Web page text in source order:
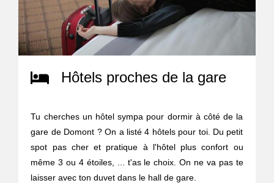
Hôtels proches de la gare
Tu cherches un hôtel sympa pour dormir à côté de la
gare de Domont ? On a listé 4 hôtels pour toi. Du petit
spot pas cher et pratique à l'hôtel plus confort ou
même 3 ou 4 étoiles, ... t'as le choix. On ne va pas te
laisser avec ton duvet dans le hall de gare.